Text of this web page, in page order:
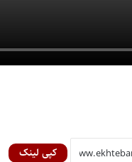
کپی لینک